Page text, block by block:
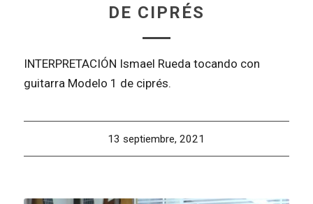
DE CIPRÉS
INTERPRETACIÓN Ismael Rueda tocando con
guitarra Modelo 1 de ciprés.
13 septiembre, 2021